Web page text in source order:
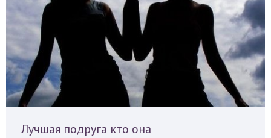
Лучшая подруга кто она